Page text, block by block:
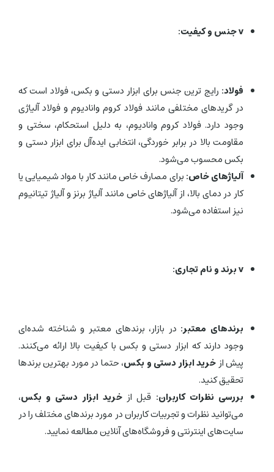
vجنس و کیفیت:
فولاد: رایج ترین جنس برای ابزار دستی و بکس، فولاد است که
در گریدهای مختلفی مانند فولاد کروم وانادیوم و فولاد آلیاژی
وجود دارد. فولاد کروم وانادیوم، به دلیل استحکام، سختی و
مقاومت بالا در برابر خوردگی، انتخابی ایده‌آل برای ابزار دستی و
بکس محسوب می‌شود.
آلیاژهای خاص: برای مصارف خاص مانند کار با مواد شیمیایی یا
کار در دمای بالا، از آلیاژهای خاص مانند آلیاژ برنز و آلیاژ تیتانیوم
نیز استفاده می‌شود.
vبرند و نام تجاری:
برندهای معتبر: در بازار، برندهای معتبر و شناخته شده‌ای
وجود دارند که ابزار دستی و بکس با کیفیت بالا ارائه می‌کنند.
پیش ازخرید ابزار دستی و بکس، حتما در مورد بهترین برندها
تحقیق کنید.
بررسی نظرات کاربران: قبل ازخرید ابزار دستی و بکس،
می‌توانید نظرات و تجربیات کاربران در مورد برندهای مختلف را در
سایت‌های اینترنتی و فروشگاه‌های آنلاین مطالعه نمایید.